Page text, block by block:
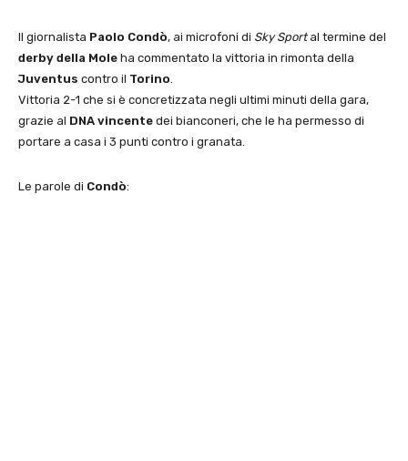
Il giornalista Paolo Condò, ai microfoni di Sky Sportal termine del
derby della Mole ha commentato la vittoria in rimonta della
Juventus contro il Torino.
Vittoria 2-1 che si è concretizzata negli ultimi minuti della gara,
grazie al DNA vincente dei bianconeri, che le ha permesso di
portare a casa i 3 punti contro i granata.
Le parole di Condò: